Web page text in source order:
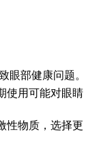
眼部健康问题。
使用可能对眼睛
性物质，选择更